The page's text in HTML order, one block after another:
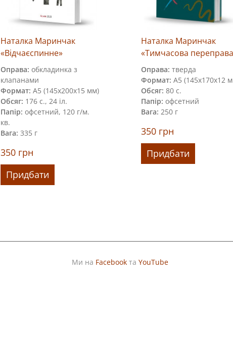
Наталка Маринчак
«Відчаєспинне»
Оправа: обкладинка з
клапанами
Формат: А5 (145х200х15 мм)
Обсяг: 176 с., 24 іл.
Папір: офсетний, 120 г/м.
кв.
Вага: 335 г
350 грн
Придбати
Наталка Маринчак
«Тимчасова
Оправа: тверда
Формат: А5 (145х170х12
Обсяг: 80 с.
Папір: офсетний
Вага: 250 г
350 грн
Придбати
Ми на Facebookта YouTube